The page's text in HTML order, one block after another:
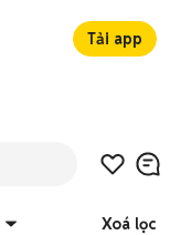
Tải app
Xoá lọc